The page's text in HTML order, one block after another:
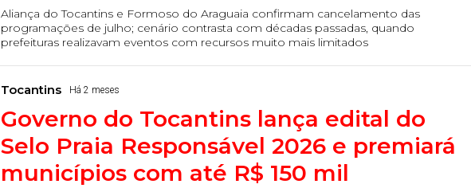
Aliança do Tocantins e Formoso do Araguaia confirmam cancelamento das
programações de julho; cenário contrasta com décadas passadas, quando
prefeituras realizavam eventos com recursos muito mais limitados
Tocantins Há 2 meses
Governo do Tocantins lança edital do
Selo Praia Responsável 2026 e premiará
municípios com até R$ 150 mil